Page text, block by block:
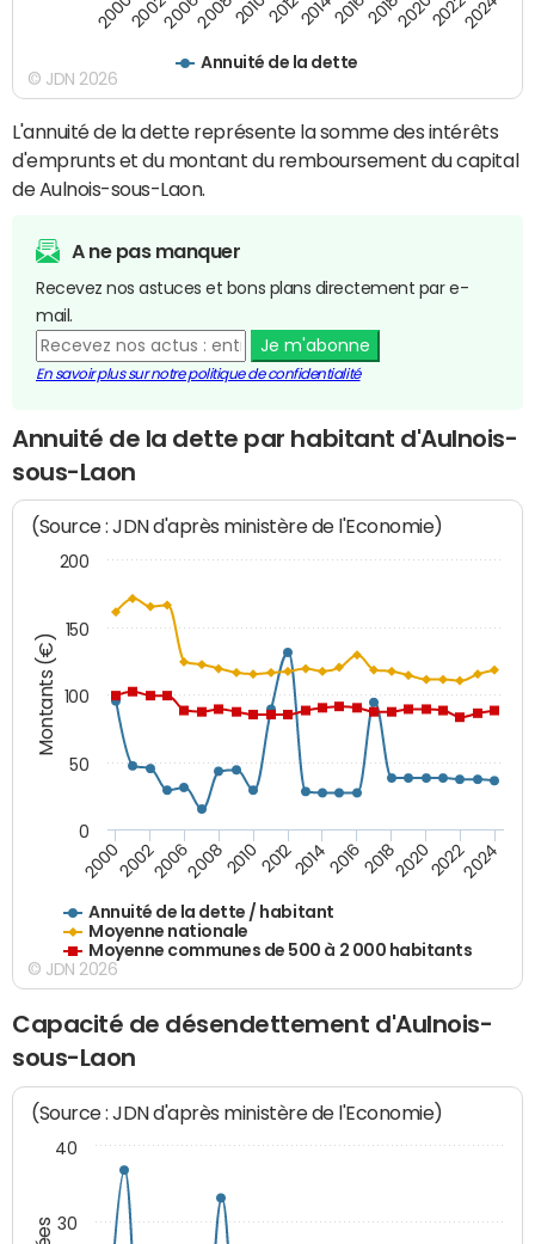
Annuité de la dette
200020022006200820102012201420162018202020222024
© JDN 2026
L'annuité de la dette représente la somme des intérêts
d'emprunts et du montant du remboursement du capital
de Aulnois-sous-Laon.
A ne pas manquer
Recevez nos astuces et bons plans directement par e-
mail.
Je m'abonne
En savoir plus sur notre politique de confidentialité
Annuité de la dette par habitant d'Aulnois-
sous-Laon
Montants (€)
(Source : JDN d'après ministère de l'Economie)
Annuité de la dette / habitant
Moyenne nationale
Moyenne communes de 500 à 2 000 habitants
200020022006200820102012201420162018202020222024
0
50
100
150
200
© JDN 2026
Capacité de désendettement d'Aulnois-
sous-Laon
(Source : JDN d'après ministère de l'Economie)
30
40